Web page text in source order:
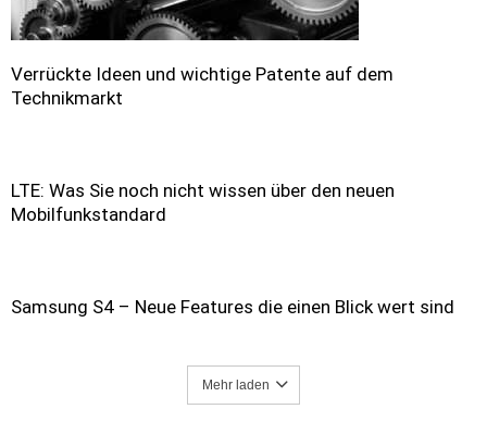
Verrückte Ideen und wichtige Patente auf dem
Technikmarkt
LTE: Was Sie noch nicht wissen über den neuen
Mobilfunkstandard
Samsung S4 – Neue Features die einen Blick wert sind
Mehr laden